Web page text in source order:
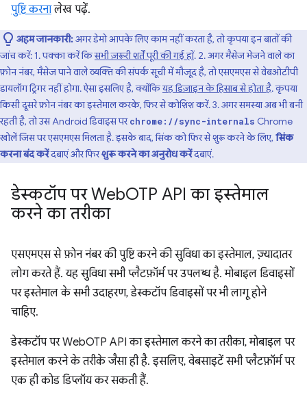
पुष्टि करनालेख पढ़ें.
अहम जानकारी:अगर डेमो आपके लिए काम नहीं करता है, तो कृपया इन बातों की
जांच करें: 1. पक्का करें किसभी ज़रूरी शर्तें पूरी की गई हों. 2. अगर मैसेज भेजने वाले का
फ़ोन नंबर, मैसेज पाने वाले व्यक्ति की संपर्क सूची में मौजूद है, तो एसएमएस से वेबओटीपी
डायलॉग ट्रिगर नहीं होगा. ऐसा इसलिए है, क्योंकियह डिज़ाइन के हिसाब से होता है. कृपया
किसी दूसरे फ़ोन नंबर का इस्तेमाल करके, फिर से कोशिश करें. 3. अगर समस्या अब भी बनी
रहती है, तो उस Android डिवाइस परchrome://sync-internals Chrome
खोलें जिस पर एसएमएस मिलता है. इसके बाद, सिंक को फिर से शुरू करने के लिए, सिंक
करना बंद करेंदबाएं और फिरशुरू करने का अनुरोध करेंदबाएं.
डेस्कटॉप पर WebOTP API का इस्तेमाल
करने का तरीका
एसएमएस से फ़ोन नंबर की पुष्टि करने की सुविधा का इस्तेमाल, ज़्यादातर
लोग करते हैं. यह सुविधा सभी प्लैटफ़ॉर्म पर उपलब्ध है. मोबाइल डिवाइसों
पर इस्तेमाल के सभी उदाहरण, डेस्कटॉप डिवाइसों पर भी लागू होने
चाहिए.
डेस्कटॉप पर WebOTP API का इस्तेमाल करने का तरीका, मोबाइल पर
इस्तेमाल करने के तरीके जैसा ही है. इसलिए, वेबसाइटें सभी प्लैटफ़ॉर्म पर
एक ही कोड डिप्लॉय कर सकती हैं.